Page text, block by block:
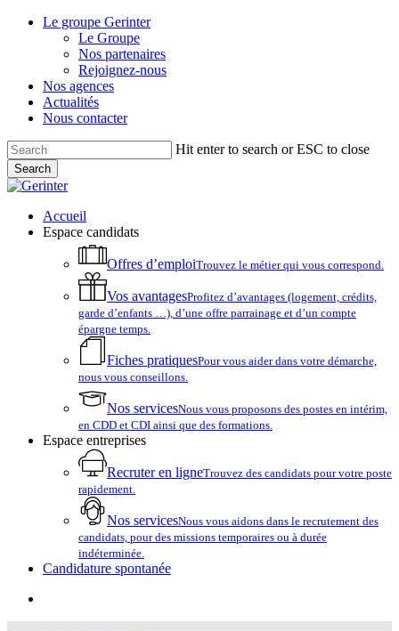
Skip
Le groupe Gerinter
Le Groupe
Nos partenaires
Rejoignez-nous
Nos agences
Actualités
Nous contacter
Hit enter to search or ESC to close
Search
Close
account
Menu
Accueil
Espace candidats
Offres d’emploiTrouvez le métier qui vous correspond.
Vos avantagesProfitez d’avantages (logement, crédits,
garde d’enfants …), d’une offre parrainage et d’un compte
épargne temps.
Fiches pratiquesPour vous aider dans votre démarche,
nous vous conseillons.
Nos servicesNous vous proposons des postes en intérim,
en CDD et CDI ainsi que des formations.
Espace entreprises
Recruter en ligneTrouvez des candidats pour votre poste
rapidement.
Nos servicesNous vous aidons dans le recrutement des
candidats, pour des missions temporaires ou à durée
indéterminée.
Candidature spontanée